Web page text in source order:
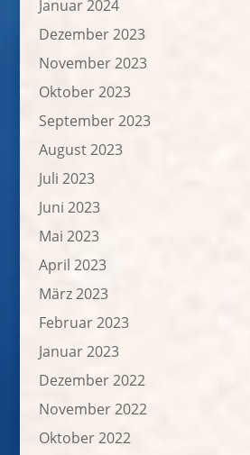
Januar 2024
Dezember 2023
November 2023
Oktober 2023
September 2023
August 2023
Juli 2023
Juni 2023
Mai 2023
April 2023
März 2023
Februar 2023
Januar 2023
Dezember 2022
November 2022
Oktober 2022